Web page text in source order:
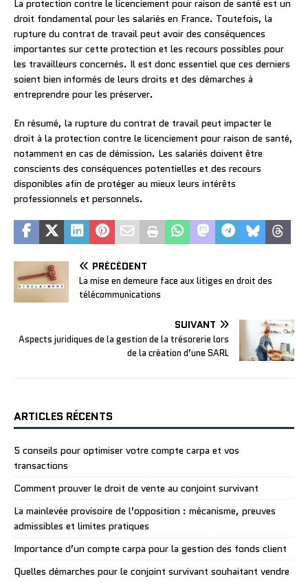
La protection contre le licenciement pour raison de santé est un
droit fondamental pour les salariés en France. Toutefois, la
rupture du contrat de travail peut avoir des conséquences
importantes sur cette protection et les recours possibles pour
les travailleurs concernés. Il est donc essentiel que ces derniers
soient bien informés de leurs droits et des démarches à
entreprendre pour les préserver.
En résumé, la rupture du contrat de travail peut impacter le
droit à la protection contre le licenciement pour raison de santé,
notamment en cas de démission. Les salariés doivent être
conscients des conséquences potentielles et des recours
disponibles afin de protéger au mieux leurs intérêts
professionnels et personnels.
PRÉCÉDENT
La mise en demeure face aux litiges en droit des
télécommunications
SUIVANT
Aspects juridiques de la gestion de la trésorerie lors
de la création d’une SARL
ARTICLES RÉCENTS
5 conseils pour optimiser votre compte carpa et vos
transactions
Comment prouver le droit de vente au conjoint survivant
La mainlevée provisoire de l’opposition : mécanisme, preuves
admissibles et limites pratiques
Importance d’un compte carpa pour la gestion des fonds client
Quelles démarches pour le conjoint survivant souhaitant vendre